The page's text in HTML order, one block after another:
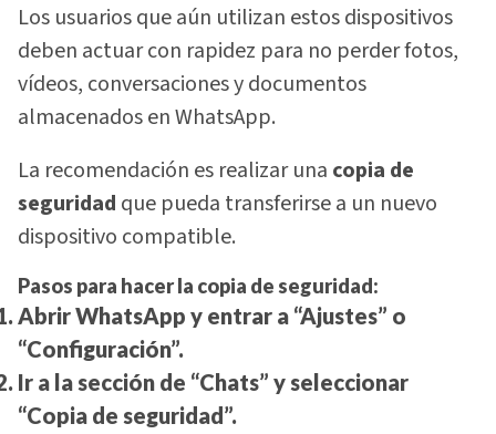
Los usuarios que aún utilizan estos dispositivos
deben actuar con rapidez para no perder fotos,
vídeos, conversaciones y documentos
almacenados en WhatsApp.
La recomendación es realizar una copia de
seguridad que pueda transferirse a un nuevo
dispositivo compatible.
Pasos para hacer la copia de seguridad:
Abrir WhatsApp y entrar a “Ajustes” o
“Configuración”.
Ir a la sección de “Chats” y seleccionar
“Copia de seguridad”.